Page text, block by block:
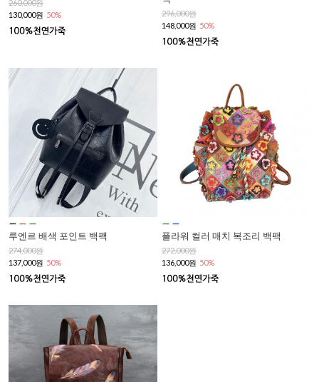
260,000원
130,000원 50%
296,000원
148,000원 50%
루엔르 배색 포인트 백팩
274,000원
137,000원 50%
플라워 컬러 매치 복조리 백팩
272,000원
136,000원 50%